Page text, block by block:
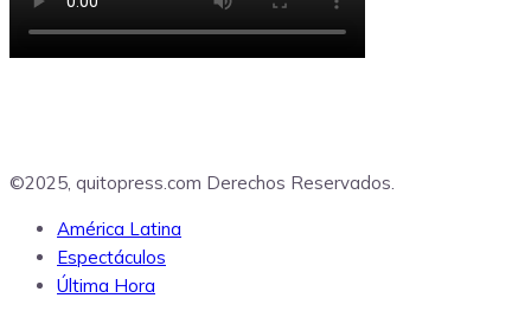
©2025, quitopress.com Derechos Reservados.
América Latina
Espectáculos
Última Hora